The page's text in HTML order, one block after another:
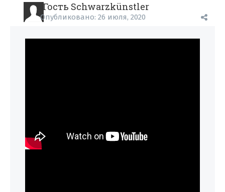
Гость Schwarzkünstler
Опубликовано: 26 июля, 2020